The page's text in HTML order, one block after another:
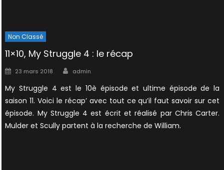
Non Classé
11×10, My Struggle 4 : le récap
Posted
23 mars 2018 Author
admin
My Struggle 4 est le 10è épisode et ultime épisode de la
saison 11. Voici le récap’ avec tout ce qu’il faut savoir sur cet
épisode. My Struggle 4 est écrit et réalisé par Chris Carter.
Mulder et Scully partent à la recherche de William.